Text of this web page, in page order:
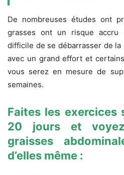
De nombreuses études ont
grasses ont un risque
difficile de se débarrasser de la
avec un grand effort et
vous serez en mesure de
semaines.
Faites les exercices
20 jours et
graisses
d’elles même :